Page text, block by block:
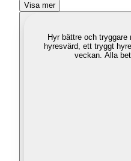
Visa mer
Hyr bättre och tryggare
hyresvärd, ett tryggt
veckan. Alla